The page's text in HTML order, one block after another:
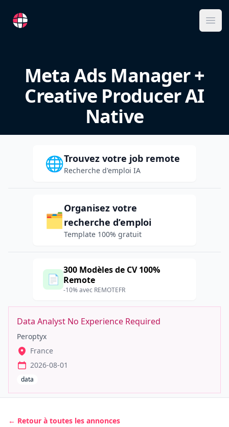
RemoteFR
Meta Ads Manager +
Creative Producer AI
Native
🌐Trouvez votre job remote
Recherche d'emploi IA
🗂️
Organisez votre
recherche d’emploi
Template 100% gratuit
📄
300 Modèles de CV 100%
Remote
-10% avec REMOTEFR
Data Analyst No Experience Required
Peroptyx
France
2026-08-01
data
← Retour à toutes les annonces